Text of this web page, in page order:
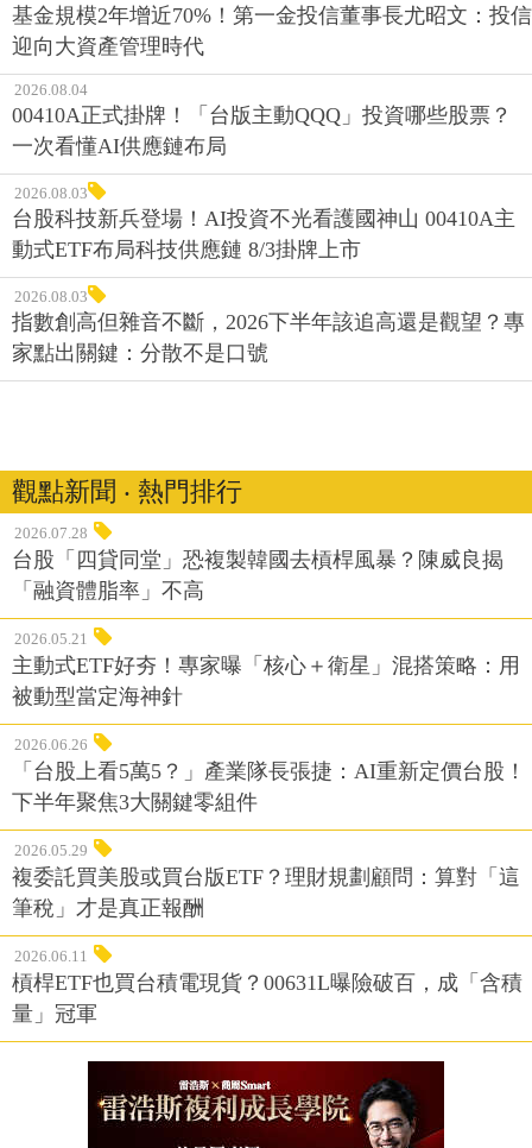
基金規模2年增近70%！第一金投信董事長尤昭文：投信
迎向大資產管理時代
2026.08.04
00410A正式掛牌！「台版主動QQQ」投資哪些股票？
一次看懂AI供應鏈布局
2026.08.03
台股科技新兵登場！AI投資不光看護國神山 00410A主
動式ETF布局科技供應鏈 8/3掛牌上市
2026.08.03
指數創高但雜音不斷，2026下半年該追高還是觀望？專
家點出關鍵：分散不是口號
觀點新聞 ‧ 熱門排行
2026.07.28
台股「四貸同堂」恐複製韓國去槓桿風暴？陳威良揭
「融資體脂率」不高
2026.05.21
主動式ETF好夯！專家曝「核心＋衛星」混搭策略：用
被動型當定海神針
2026.06.26
「台股上看5萬5？」產業隊長張捷：AI重新定價台股！
下半年聚焦3大關鍵零組件
2026.05.29
複委託買美股或買台版ETF？理財規劃顧問：算對「這
筆稅」才是真正報酬
2026.06.11
槓桿ETF也買台積電現貨？00631L曝險破百，成「含積
量」冠軍